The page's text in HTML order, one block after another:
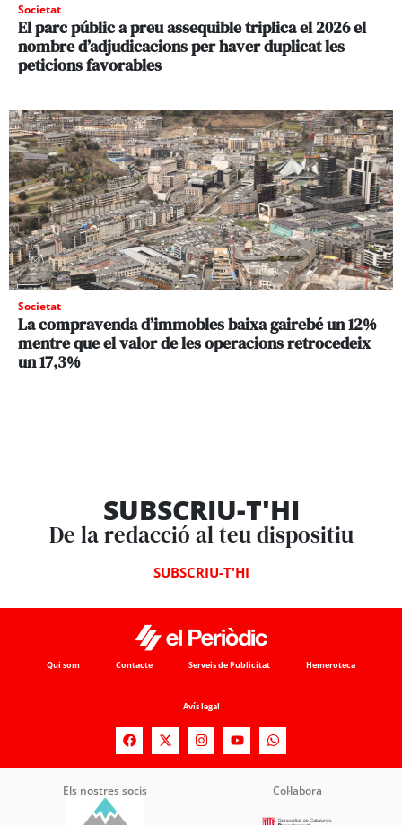
Societat
El parc públic a preu assequible triplica el 2026 el
nombre d’adjudicacions per haver duplicat les
peticions favorables
Societat
La compravenda d’immobles baixa gairebé un 12%
mentre que el valor de les operacions retrocedeix
un 17,3%
SUBSCRIU-T'HI
De la redacció al teu dispositiu
SUBSCRIU-T'HI
Qui som Contacte Serveis de Publicitat Hemeroteca
Avís legal
Els nostres socis Col·labora